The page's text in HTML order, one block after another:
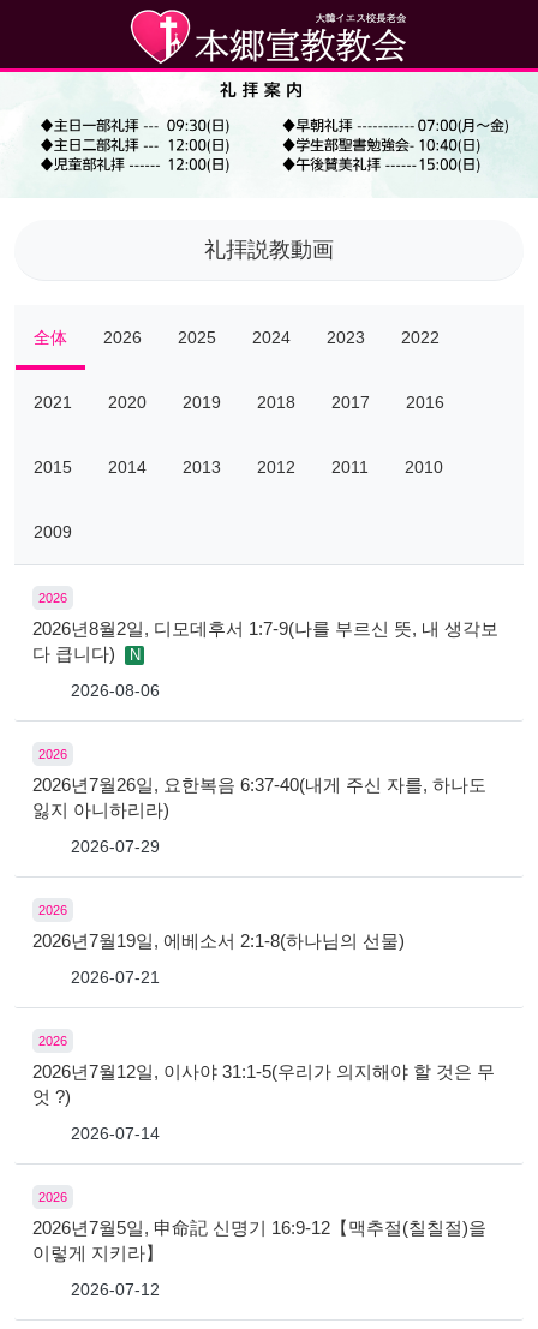
礼拝説教動画
全体 2026 2025 2024 2023 2022
2021 2020 2019 2018 2017 2016
2015 2014 2013 2012 2011 2010
2009
2026
2026년8월2일, 디모데후서 1:7-9(나를 부르신 뜻, 내 생각보
다 큽니다)
N
2026-08-06
2026
2026년7월26일, 요한복음 6:37-40(내게 주신 자를, 하나도
잃지 아니하리라)
2026-07-29
2026
2026년7월19일, 에베소서 2:1-8(하나님의 선물)
2026-07-21
2026
2026년7월12일, 이사야 31:1-5(우리가 의지해야 할 것은 무
엇 ?)
2026-07-14
2026
2026년7월5일, 申命記 신명기 16:9-12【맥추절(칠칠절)을
이렇게 지키라】
2026-07-12